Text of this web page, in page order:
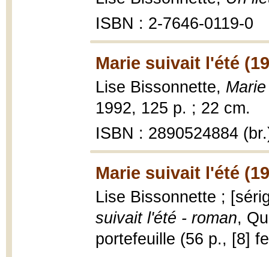
ISBN : 2-7646-0119-0
Marie suivait l'été
Lise Bissonnette,
1992, 125 p. ; 22 cm.
ISBN : 2890524884
Marie suivait l'été
Lise Bissonnette ;
suivait l'été - roman,
portefeuille (56 p., [8]